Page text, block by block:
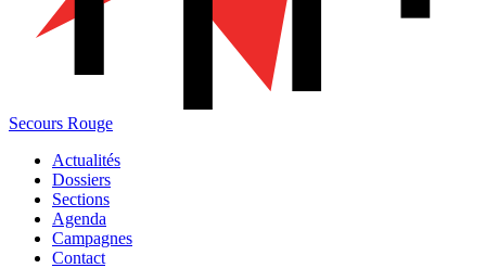
Secours Rouge
Actualités
Dossiers
Sections
Agenda
Campagnes
Contact